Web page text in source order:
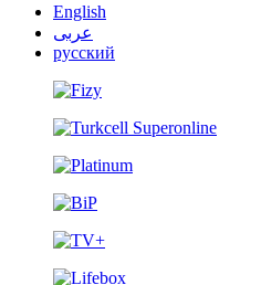
English
عربى
русский